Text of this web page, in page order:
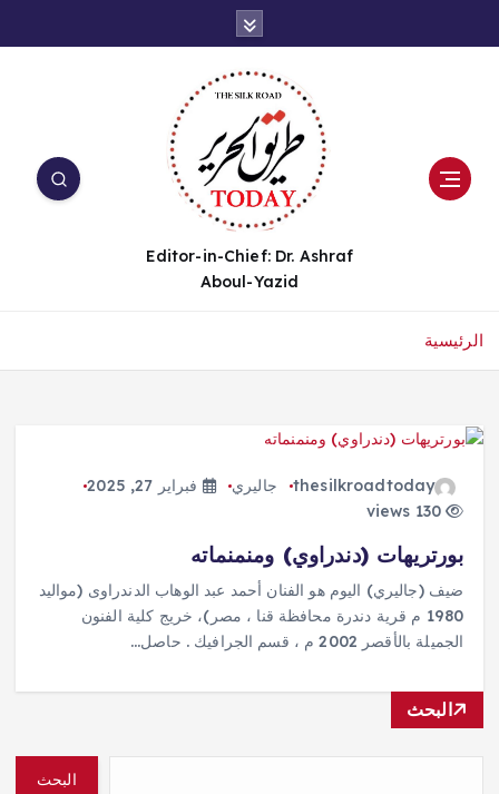
ت
Editor-in-Chief: Dr. Ashraf
Aboul-Yazid
الرئيسية
thesilkroadtoday جاليري
فبراير 27, 2025
130 views
بورتريهات (دندراوي) ومنمنماته
ضيف (جاليري) اليوم هو الفنان أحمد عبد الوهاب الدندراوى (مواليد
1980 م قرية دندرة محافظة قنا ، مصر)، خريج كلية الفنون
الجميلة بالأقصر 2002 م ، قسم الجرافيك . حاصل…
البحث
البحث